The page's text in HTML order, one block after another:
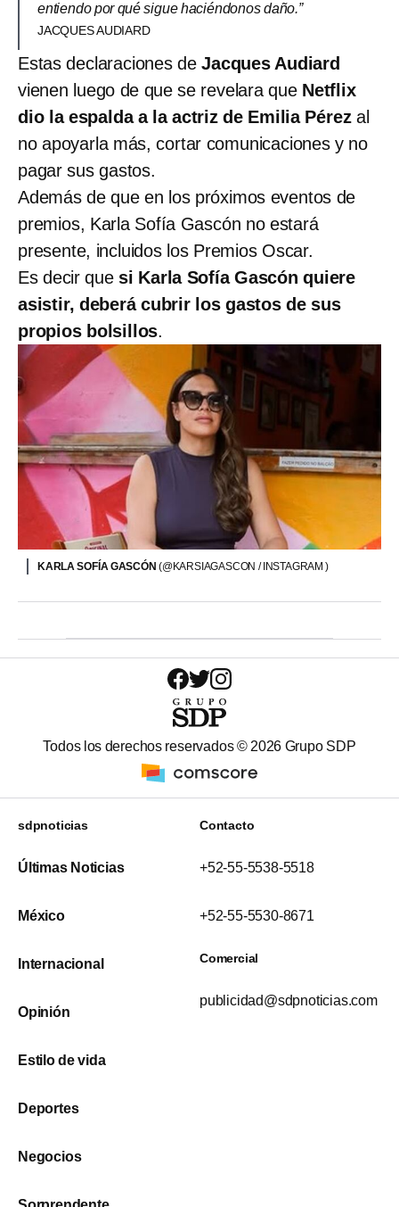
entiendo por qué sigue haciéndonos daño.”
JACQUES AUDIARD
Estas declaraciones deJacques Audiard
vienen luego de que se revelara que Netflix
dio la espalda a la actriz de Emilia Pérezal
no apoyarla más, cortar comunicaciones y no
pagar sus gastos.
Además de que en los próximos eventos de
premios, Karla Sofía Gascón no estará
presente, incluidos los Premios Oscar.
Es decir que si Karla Sofía Gascón quiere
asistir, deberá cubrir los gastos de sus
propios bolsillos.
KARLA SOFÍA GASCÓN (@KARSIAGASCON / INSTAGRAM )
Todos los derechos reservados © 2026 Grupo SDP
sdpnoticias
Últimas Noticias
México
Internacional
Opinión
Estilo de vida
Deportes
Negocios
Contacto
+52-55-5538-5518
+52-55-5530-8671
Comercial
publicidad@sdpnoticias.com